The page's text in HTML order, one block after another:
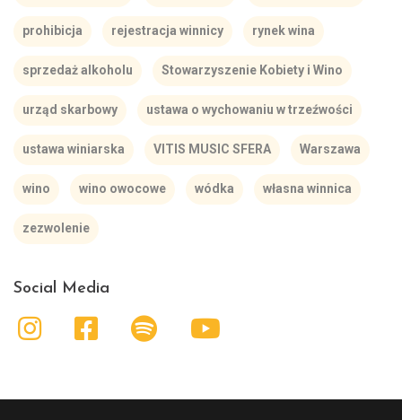
prohibicja rejestracja winnicy rynek wina
sprzedaż alkoholu Stowarzyszenie Kobiety i Wino
urząd skarbowy ustawa o wychowaniu w trzeźwości
ustawa winiarska VITIS MUSIC SFERA Warszawa
wino wino owocowe wódka własna winnica
zezwolenie
Social Media